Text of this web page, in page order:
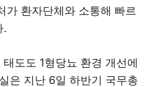
가 환자단체와 소통해 빠르
.
도도 1형당뇨 환경 개선에
은 지난 6일 하반기 국무총